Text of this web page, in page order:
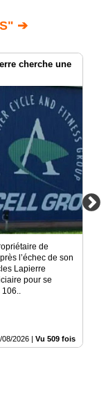
➔
cherche une
de
l’échec de son
Lapierre
pour se
106..
08/2026 | Vu 509 fois